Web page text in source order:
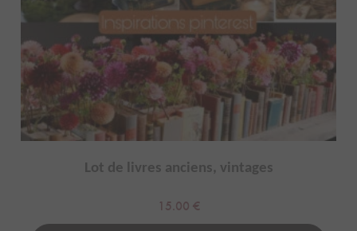
Lot de livres anciens, vintages
15.00 €